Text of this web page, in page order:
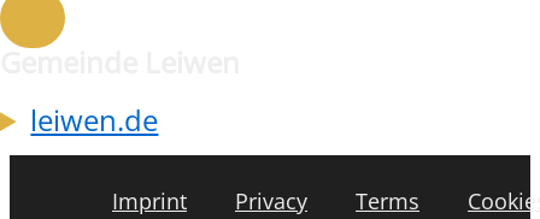
Gemeinde Leiwen
leiwen.de
Imprint Privacy Terms